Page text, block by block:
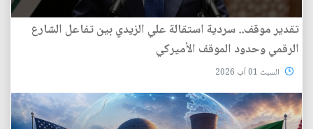
تقدير موقف.. سردية استقالة علي الزيدي بين تفاعل الشارع
الرقمي وحدود الموقف الأميركي
السبت 01 آب 2026